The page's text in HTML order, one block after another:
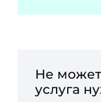
Не
услуга